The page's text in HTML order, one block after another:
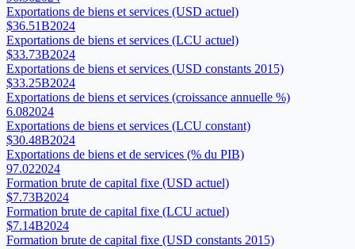
Exportations de biens et services (USD actuel)
$36.51B2024
Exportations de biens et services (LCU actuel)
$33.73B2024
Exportations de biens et services (USD constants 2015)
$33.25B2024
Exportations de biens et services (croissance annuelle %)
6.082024
Exportations de biens et services (LCU constant)
$30.48B2024
Exportations de biens et de services (% du PIB)
97.022024
Formation brute de capital fixe (USD actuel)
$7.73B2024
Formation brute de capital fixe (LCU actuel)
$7.14B2024
Formation brute de capital fixe (USD constants 2015)